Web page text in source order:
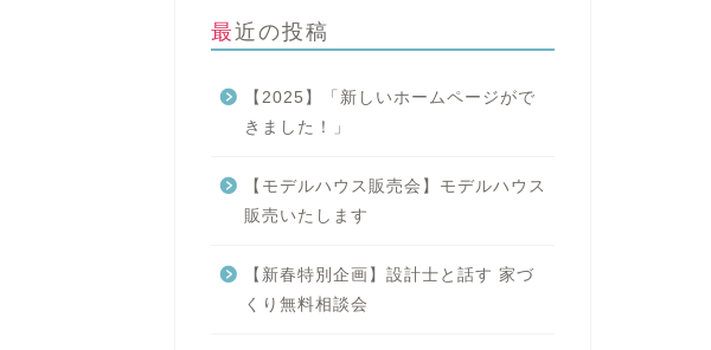
最近の投稿
【2025】「新しいホームページがで
きました！」
【モデルハウス販売会】モデルハウス
販売いたします
【新春特別企画】設計士と話す 家づ
くり無料相談会